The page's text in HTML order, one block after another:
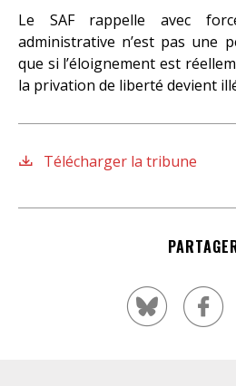
Le SAF rappelle avec
administrative n’est pas une
que si l’éloignement est
la privation de liberté devient
Télécharger la tribune